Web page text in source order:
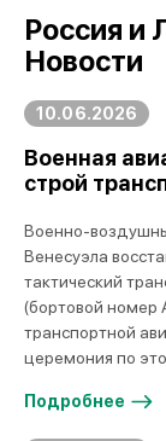
Россия и
Новости
10.06.2026
Военная
строй
Военно-
Венесуэла
тактический
(бортовой номер
транспортной
церемония по
Подробнее